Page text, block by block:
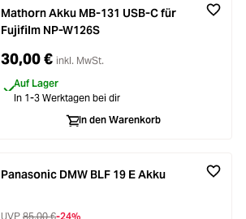
Mathorn Akku MB-131 USB-C für
Fujifilm NP-W126S
30,00 € inkl. MwSt.
Auf Lager
In 1-3 Werktagen bei dir
In den Warenkorb
Panasonic DMW BLF 19 E Akku
UVP 85,00 €-24%